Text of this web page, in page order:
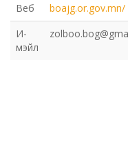
Газрын харилцаа
Нийгмийн
Орон нутгийн
Веб
boajg.or.gov.mn/
И-
мэйл